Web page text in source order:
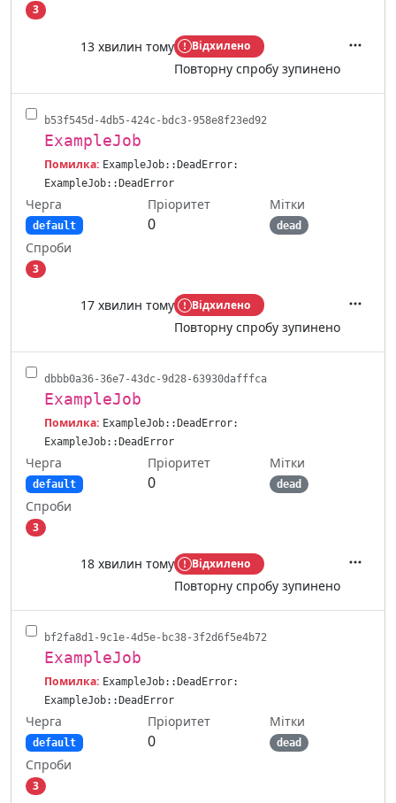
3
13 хвилин тому Відхилено
Повторну спробу зупинено
Дії
b53f545d-4db5-424c-bdc3-958e8f23ed92
ExampleJob
Помилка: ExampleJob::DeadError:
ExampleJob::DeadError
Черга
default
Пріоритет
0
Мітки
dead
Спроби
3
17 хвилин тому Відхилено
Повторну спробу зупинено
dbbb0a36-36e7-43dc-9d28-63930dafffca
ExampleJob
Помилка: ExampleJob::DeadError:
ExampleJob::DeadError
Черга
default
Пріоритет
0
Мітки
dead
Спроби
3
18 хвилин тому Відхилено
Повторну спробу зупинено
bf2fa8d1-9c1e-4d5e-bc38-3f2d6f5e4b72
ExampleJob
Помилка: ExampleJob::DeadError:
ExampleJob::DeadError
Черга
default
Пріоритет
0
Мітки
dead
Спроби
3